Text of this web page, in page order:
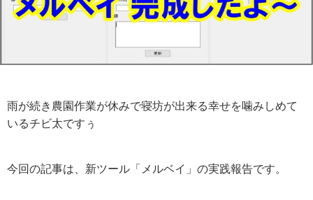
雨が続き農園作業が休みで寝坊が出来る幸せを噛みしめて
いるチビ太ですぅ
今回の記事は、新ツール「メルベイ」の実践報告です。